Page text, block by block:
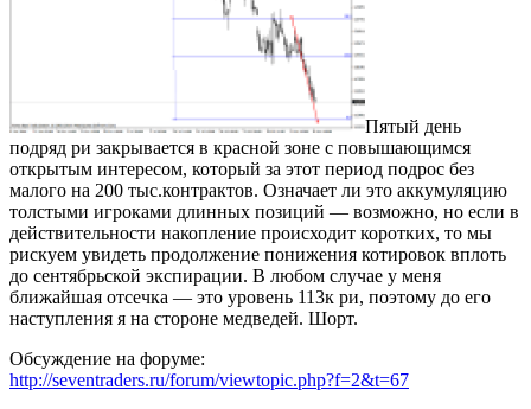
Пятый день
подряд ри закрывается в красной зоне с повышающимся
открытым интересом, который за этот период подрос без
малого на 200 тыс.контрактов. Означает ли это аккумуляцию
толстыми игроками длинных позиций — возможно, но если в
действительности накопление происходит коротких, то мы
рискуем увидеть продолжение понижения котировок вплоть
до сентябрьской экспирации. В любом случае у меня
ближайшая отсечка — это уровень 113к ри, поэтому до его
наступления я на стороне медведей. Шорт.
Обсуждение на форуме:
http://seventraders.ru/forum/viewtopic.php?f=2&t=67